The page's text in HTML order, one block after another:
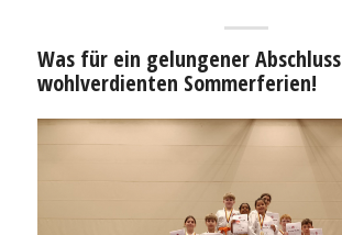
Was für ein gelungener
wohlverdienten Sommerferien!